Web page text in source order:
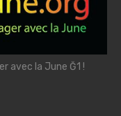
avec la June Ğ1 !